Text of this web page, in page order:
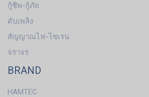
กู้ชีพ-กู้ภัย
ดับเพลิง
สัญญาณไฟ-ไซเรน
จราจร
BRAND
HAMTEC